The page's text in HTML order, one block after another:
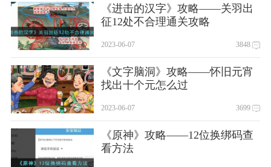
《进击的汉字》攻略——关羽出
征12处不合理通关攻略
2023-06-07 3848
《文字脑洞》攻略——怀旧元宵
找出十个元怎么过
2023-06-07 3699
《原神》攻略——12位换绑码查
看方法